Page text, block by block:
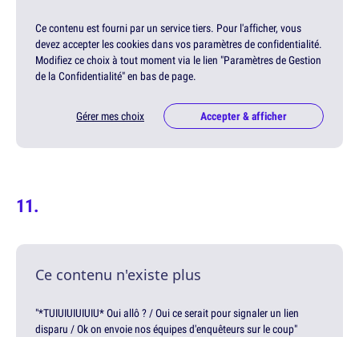
Ce contenu est fourni par un service tiers. Pour l'afficher, vous
devez accepter les cookies dans vos paramètres de confidentialité.
Modifiez ce choix à tout moment via le lien "Paramètres de Gestion
de la Confidentialité" en bas de page.
Gérer mes choix Accepter & afficher
Ce contenu n'existe plus
"*TUIUIUIUIUIU* Oui allô ? / Oui ce serait pour signaler un lien
disparu / Ok on envoie nos équipes d'enquêteurs sur le coup"